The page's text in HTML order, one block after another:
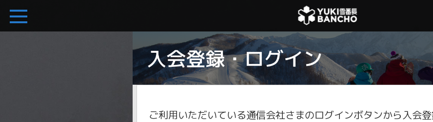
ご利用いただいている通信会社さまのログインボタンから入会